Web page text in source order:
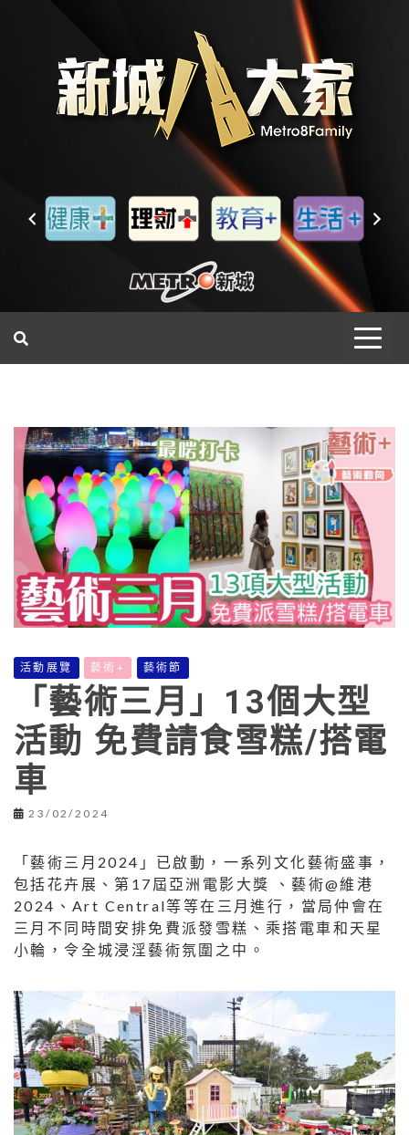
活動展覽 藝術+ 藝術節
「藝術三月」13個大型
活動 免費請食雪糕/搭電
車
23/02/2024
「藝術三月2024」已啟動，一系列文化藝術盛事，
包括花卉展、第17屆亞洲電影大獎 、藝術@維港
2024、Art Central等等在三月進行，當局仲會在
三月不同時間安排免費派發雪糕、乘搭電車和天星
小輪，令全城浸淫藝術氛圍之中。